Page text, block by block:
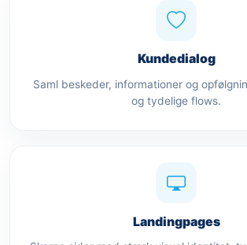
Kundedialog
Saml beskeder, informationer og
og tydelige flows.
Landingpages